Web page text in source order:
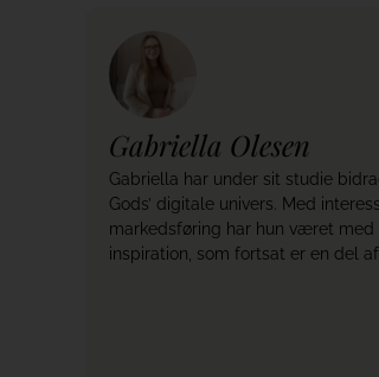
Gabriella Olesen
Gabriella har under sit studie
Gods’ digitale univers. Med
markedsføring har hun været med
inspiration, som fortsat er en del